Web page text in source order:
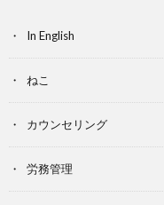
In English
ねこ
カウンセリング
労務管理